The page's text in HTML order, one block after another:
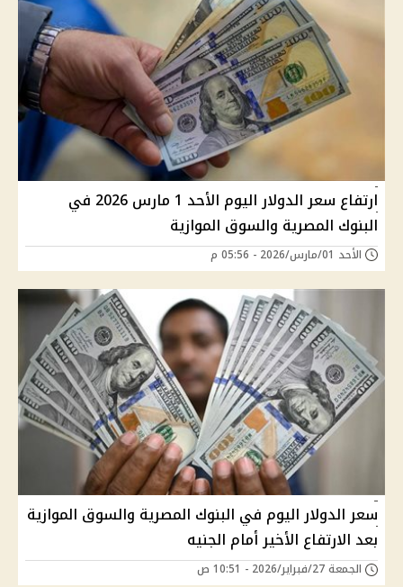
ارتفاع سعر الدولار اليوم الأحد 1 مارس 2026 في
البنوك المصرية والسوق الموازية
الأحد 01/مارس/2026 - 05:56 م
سعر الدولار اليوم في البنوك المصرية والسوق الموازية
بعد الارتفاع الأخير أمام الجنيه
الجمعة 27/فبراير/2026 - 10:51 ص